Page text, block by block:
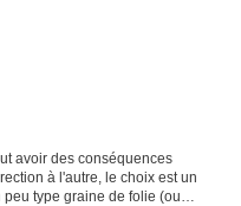
avoir des conséquences
à l'autre, le choix est un
type graine de folie (ou